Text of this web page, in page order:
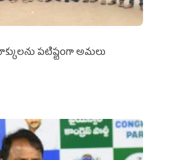
పటిష్టంగా అమలు